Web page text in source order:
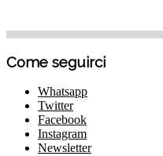
Come seguirci
Whatsapp
Twitter
Facebook
Instagram
Newsletter